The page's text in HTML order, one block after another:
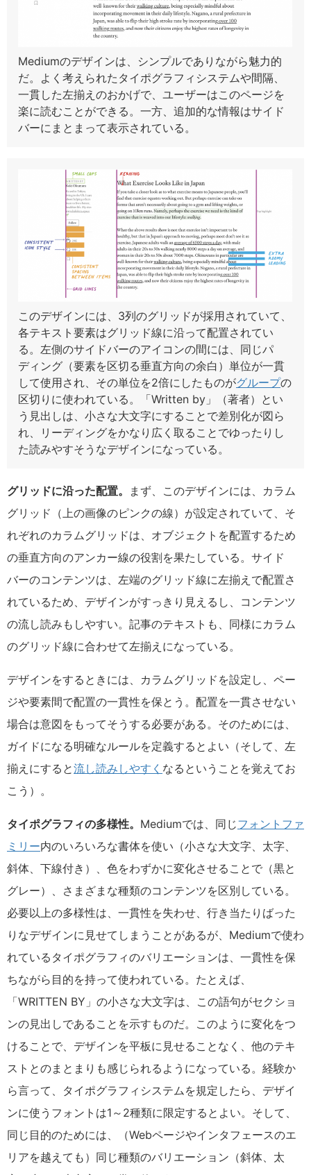
Mediumのデザインは、シンプルでありながら魅力的
だ。よく考えられたタイポグラフィシステムや間隔、
一貫した左揃えのおかげで、ユーザーはこのページを
楽に読むことができる。一方、追加的な情報はサイド
バーにまとまって表示されている。
このデザインには、3列のグリッドが採用されていて、
各テキスト要素はグリッド線に沿って配置されてい
る。左側のサイドバーのアイコンの間には、同じパ
ディング（要素を区切る垂直方向の余白）単位が一貫
して使用され、その単位を2倍にしたものがグループの
区切りに使われている。「Written by」（著者）とい
う見出しは、小さな大文字にすることで差別化が図ら
れ、リーディングをかなり広く取ることでゆったりし
た読みやすそうなデザインになっている。
グリッドに沿った配置。
まず、このデザインには、カラム
グリッド（上の画像のピンクの線）が設定されていて、そ
れぞれのカラムグリッドは、オブジェクトを配置するため
の垂直方向のアンカー線の役割を果たしている。サイド
バーのコンテンツは、左端のグリッド線に左揃えで配置さ
れているため、デザインがすっきり見えるし、コンテンツ
の流し読みもしやすい。記事のテキストも、同様にカラム
のグリッド線に合わせて左揃えになっている。
デザインをするときには、カラムグリッドを設定し、ペー
ジや要素間で配置の一貫性を保とう。配置を一貫させない
場合は意図をもってそうする必要がある。そのためには、
ガイドになる明確なルールを定義するとよい（そして、左
揃えにすると流し読みしやすく なるということを覚えてお
こう）。
タイポグラフィの多様性。 Mediumでは、同じフォントファ
ミリー内のいろいろな書体を使い（小さな大文字、太字、
斜体、下線付き）、色をわずかに変化させることで（黒と
グレー）、さまざまな種類のコンテンツを区別している。
必要以上の多様性は、一貫性を失わせ、行き当たりばった
りなデザインに見せてしまうことがあるが、Mediumで使わ
れているタイポグラフィのバリエーションは、一貫性を保
ちながら目的を持って使われている。たとえば、
「WRITTEN BY」の小さな大文字は、この語句がセクショ
ンの見出しであることを示すものだ。このように変化をつ
けることで、デザインを平板に見せることなく、他のテキ
ストとのまとまりも感じられるようになっている。経験か
ら言って、タイポグラフィシステムを規定したら、デザイ
ンに使うフォントは1～2種類に限定するとよい。そして、
同じ目的のためには、（Webページやインタフェースのエ
リアを越えても）同じ種類のバリエーション（斜体、太